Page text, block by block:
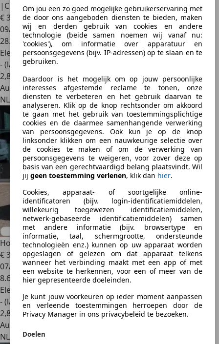
Om jou een zo goed mogelijke gebruikerservaring met
de door ons aangeboden diensten te bieden, maken
wij en derden gebruik van cookies en andere
technologie (beide samen noemen wij vanaf nu:
'cookies'), om informatie over apparatuur en
persoonsgegevens (bijv. IP-adressen) op te slaan en te
gebruiken.
Daardoor is het mogelijk om op jouw persoonlijke
interesses afgestemde reclame te tonen, onze
diensten te verbeteren en het gebruik daarvan te
analyseren. Klik op de knop rechtsonder om akkoord
te gaan met het gebruik van toestemmingsplichtige
cookies en de daarmee samenhangende verwerking
van persoonsgegevens. Ook kun je op de knop
linksonder klikken om een nauwkeurige selectie over
de cookies te maken of om de verwerking van
persoonsgegevens te weigeren, voor zover deze op
basis van een gerechtvaardigd belang plaatsvindt. Wil
jij geen toestemming verlenen, klik dan hier.
Cookies, apparaat- of soortgelijke online-
identificatoren (bijv. login-identificatiemiddelen,
willekeurig toegewezen identificatiemiddelen,
netwerk-gebaseerde identificatiemiddelen) samen
met andere informatie (bijv. browsertype en
informatie, taal, schermgrootte, ondersteunde
technologieën enz.) kunnen op uw apparaat worden
opgeslagen of gelezen om dat apparaat telkens
wanneer het verbinding maakt met een app of met
een website te herkennen, voor een of meer van de
hier gepresenteerde doeleinden.
Je kunt jouw voorkeuren op ieder moment aanpassen
en verleende toestemmingen herroepen door de
Privacy Manager in ons privacybeleid te bezoeken.
Doelen
|CLIMATE
€ 31.839
09/2024
28.347 km
Elektro/Benzine
- (l/100 km)
2,8
Autobedrijf
NL 1446 VR
Honda Civic2.0 HYBRID 184PK eCVT Advance
€ 36.9501
07/2025
8.610 km
Elektro/Benzine
- (l/100 km)
2,8
Autobedrijf
NL 9403 AB